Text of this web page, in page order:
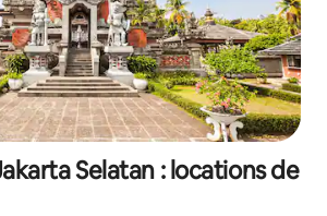
Selatan : locations de